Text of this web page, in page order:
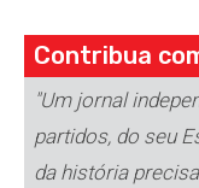
Contribua
"Um jornal
partidos, do seu
da história